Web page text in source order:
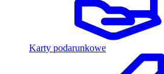
Karty podarunkowe